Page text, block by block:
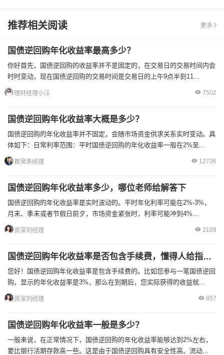
推荐相关阅读 更多
国债逆回购年化收益率最高多少？
你好首先，国债逆回购的收益率并不是固定的，在交易日的交易时间内会
时时变动，现在国债逆回购的交易时间是交易日的上午9点半到11...
理财经理小汪 7502
国债逆回购年化收益率大概是多少？
国债逆回购的年化收益率并不固定，会随市场资金供求关系实时变动。具
体如下：日常利率范围：平时国债逆回购的年化收益率一般在2%至...
首席朱经理 12736
国债逆回购年化收益率多少，哪位老师给解答下
国债逆回购的年化收益率是实时波动的。平时年化利率可能在2%-3%，
月末、季末或者节假日前夕，市场资金紧张时，利率可能冲到4%...
资深刘经理 2109
国债逆回购年化收益率是否包含手续费，懂得人给指点下
您好！国债逆回购年化收益率是包含手续费的。比如您参与一笔国债逆回
购，显示的年化收益率是3%，那么在到期后，您实际获得的收益就...
资深刘经理 857
国债逆回购年化收益率一般是多少？
一般来说，在正常情况下，国债逆回购的年化收益率能够达到2%左右，
要比银行活期存款高一些。这是由于国债逆回购具有安全性高、流动...